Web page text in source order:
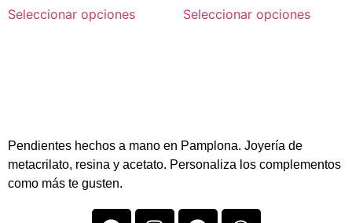
Seleccionar opciones Seleccionar opciones
Pendientes hechos a mano en Pamplona. Joyería de
metacrilato, resina y acetato. Personaliza los complementos
como más te gusten.